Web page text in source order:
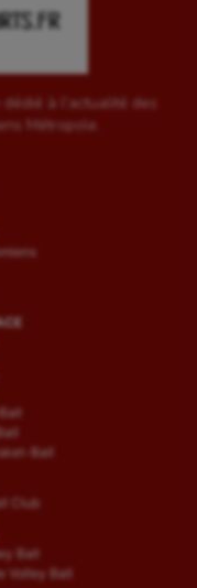
dédié à l'actualité des
Métropole.
Ball
Club
Ball
Volley Ball